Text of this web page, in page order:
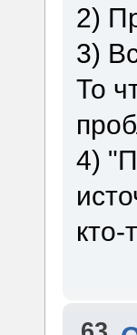
2)
3)
То
4)